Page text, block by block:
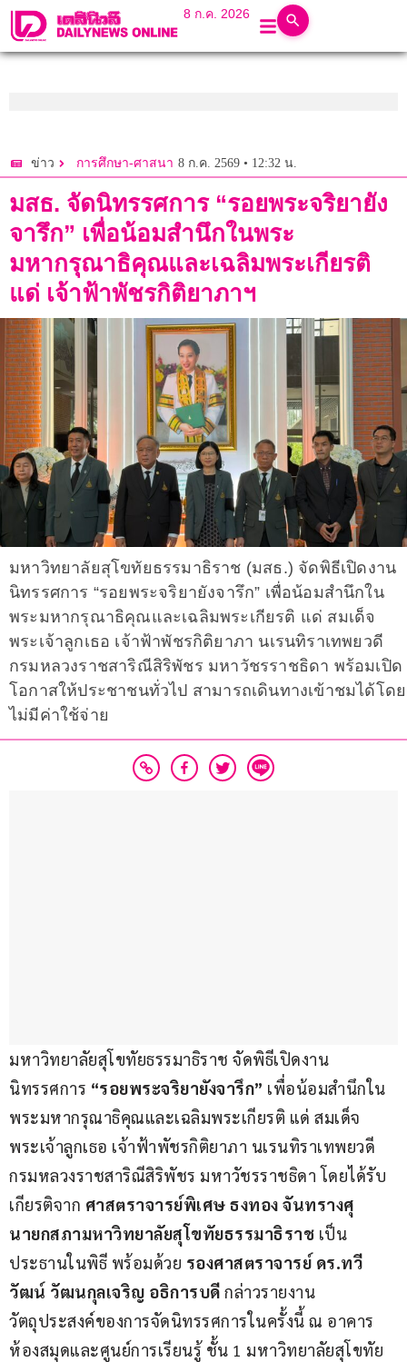
8 ก.ค. 2026
ข่าว การศึกษา-ศาสนา 8 ก.ค. 2569 • 12:32 น.
มสธ. จัดนิทรรศการ “รอยพระจริยายัง
จารึก” เพื่อน้อมสำนึกในพระ
มหากรุณาธิคุณและเฉลิมพระเกียรติ
แด่ เจ้าฟ้าพัชรกิติยาภาฯ
มหาวิทยาลัยสุโขทัยธรรมาธิราช (มสธ.) จัดพิธีเปิดงาน
นิทรรศการ “รอยพระจริยายังจารึก” เพื่อน้อมสำนึกใน
พระมหากรุณาธิคุณและเฉลิมพระเกียรติ แด่ สมเด็จ
พระเจ้าลูกเธอ เจ้าฟ้าพัชรกิติยาภา นเรนทิราเทพยวดี
กรมหลวงราชสาริณีสิริพัชร มหาวัชรราชธิดา พร้อมเปิด
โอกาสให้ประชาชนทั่วไป สามารถเดินทางเข้าชมได้โดย
ไม่มีค่าใช้จ่าย
มหาวิทยาลัยสุโขทัยธรรมาธิราช จัดพิธีเปิดงาน
นิทรรศการ “รอยพระจริยายังจารึก” เพื่อน้อมสำนึกใน
พระมหากรุณาธิคุณและเฉลิมพระเกียรติ แด่ สมเด็จ
พระเจ้าลูกเธอ เจ้าฟ้าพัชรกิติยาภา นเรนทิราเทพยวดี
กรมหลวงราชสาริณีสิริพัชร มหาวัชรราชธิดา โดยได้รับ
เกียรติจาก ศาสตราจารย์พิเศษ ธงทอง จันทรางศุ
นายกสภามหาวิทยาลัยสุโขทัยธรรมาธิราช เป็น
ประธานในพิธี พร้อมด้วย รองศาสตราจารย์ ดร.ทวี
วัฒน์ วัฒนกุลเจริญ อธิการบดี กล่าวรายงาน
วัตถุประสงค์ของการจัดนิทรรศการในครั้งนี้ ณ อาคาร
ห้องสมุดและศูนย์การเรียนรู้ ชั้น 1 มหาวิทยาลัยสุโขทัย